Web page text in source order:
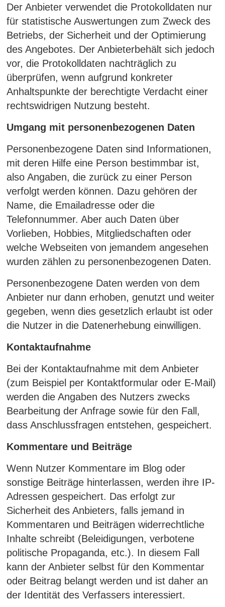
Der Anbieter verwendet die Protokolldaten nur
für statistische Auswertungen zum Zweck des
Betriebs, der Sicherheit und der Optimierung
des Angebotes. Der Anbieterbehält sich jedoch
vor, die Protokolldaten nachträglich zu
überprüfen, wenn aufgrund konkreter
Anhaltspunkte der berechtigte Verdacht einer
rechtswidrigen Nutzung besteht.
Umgang mit personenbezogenen Daten
Personenbezogene Daten sind Informationen,
mit deren Hilfe eine Person bestimmbar ist,
also Angaben, die zurück zu einer Person
verfolgt werden können. Dazu gehören der
Name, die Emailadresse oder die
Telefonnummer. Aber auch Daten über
Vorlieben, Hobbies, Mitgliedschaften oder
welche Webseiten von jemandem angesehen
wurden zählen zu personenbezogenen Daten.
Personenbezogene Daten werden von dem
Anbieter nur dann erhoben, genutzt und weiter
gegeben, wenn dies gesetzlich erlaubt ist oder
die Nutzer in die Datenerhebung einwilligen.
Kontaktaufnahme
Bei der Kontaktaufnahme mit dem Anbieter
(zum Beispiel per Kontaktformular oder E-Mail)
werden die Angaben des Nutzers zwecks
Bearbeitung der Anfrage sowie für den Fall,
dass Anschlussfragen entstehen, gespeichert.
Kommentare und Beiträge
Wenn Nutzer Kommentare im Blog oder
sonstige Beiträge hinterlassen, werden ihre IP-
Adressen gespeichert. Das erfolgt zur
Sicherheit des Anbieters, falls jemand in
Kommentaren und Beiträgen widerrechtliche
Inhalte schreibt (Beleidigungen, verbotene
politische Propaganda, etc.). In diesem Fall
kann der Anbieter selbst für den Kommentar
oder Beitrag belangt werden und ist daher an
der Identität des Verfassers interessiert.